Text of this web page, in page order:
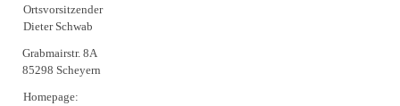
Ortsvorsitzender
Dieter Schwab
Grabmairstr. 8A
85298 Scheyern
Homepage: